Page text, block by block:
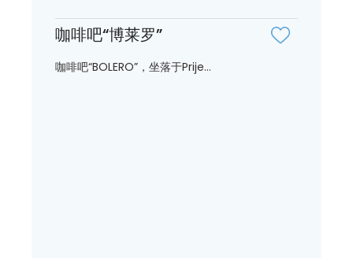
咖啡吧“博莱罗”
咖啡吧“BOLERO”，坐落于Prije...